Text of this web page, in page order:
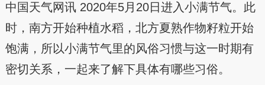
中国天气网讯 2020年5月20日进入小满节气。此
时，南方开始种植水稻，北方夏熟作物籽粒开始
饱满，所以小满节气里的风俗习惯与这一时期有
密切关系，一起来了解下具体有哪些习俗。